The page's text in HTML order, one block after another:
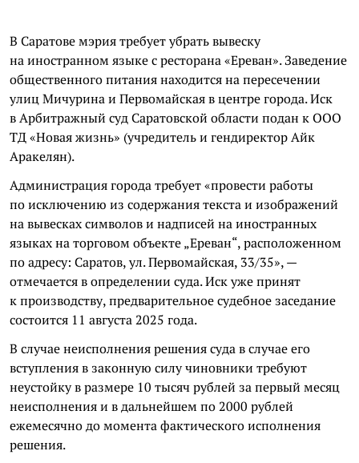
В Саратове мэрия требует убрать вывеску
на иностранном языке с ресторана «Ереван». Заведение
общественного питания находится на пересечении
улиц Мичурина и Первомайская в центре города. Иск
в Арбитражный суд Саратовской области подан к ООО
ТД «Новая жизнь» (учредитель и гендиректор Айк
Аракелян).
Администрация города требует «провести работы
по исключению из содержания текста и изображений
на вывесках символов и надписей на иностранных
языках на торговом объекте „Ереван“, расположенном
по адресу: Саратов, ул. Первомайская, 33/35», —
отмечается в определении суда. Иск уже принят
к производству, предварительное судебное заседание
состоится 11 августа 2025 года.
В случае неисполнения решения суда в случае его
вступления в законную силу чиновники требуют
неустойку в размере 10 тысяч рублей за первый месяц
неисполнения и в дальнейшем по 2000 рублей
ежемесячно до момента фактического исполнения
решения.